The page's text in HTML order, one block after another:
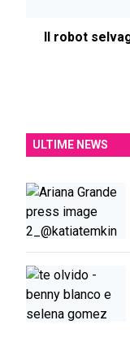
Il robot
ULTIME NEWS